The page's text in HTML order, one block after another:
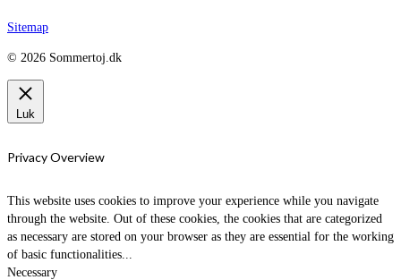
Sitemap
© 2026 Sommertoj.dk
Luk
Privacy Overview
This website uses cookies to improve your experience while you navigate
through the website. Out of these cookies, the cookies that are categorized
as necessary are stored on your browser as they are essential for the working
of basic functionalities
Necessary